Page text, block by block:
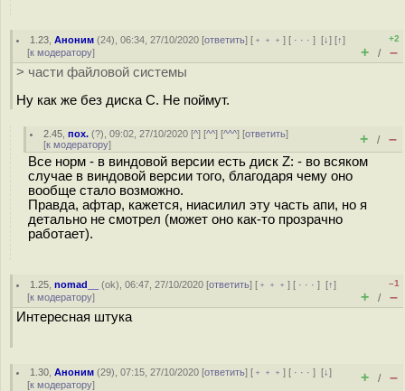
1.23 ,Аноним (24), 06:34, 27/10/2020 [ответить] [ ﹢﹢﹢] [ · · ·][↓] [↑]
[к модератору]
+2
+ / –
> части файловой системы
Ну как же без диска С. Не поймут.
2.45 ,пох. (?), 09:02, 27/10/2020 [^] [^^] [^^^] [ответить]
[к модератору] + / –
Все норм - в виндовой версии есть диск Z: - во всяком
случае в виндовой версии того, благодаря чему оно
вообще стало возможно.
Правда, афтар, кажется, ниасилил эту часть апи, но я
детально не смотрел (может оно как-то прозрачно
работает).
1.25 ,nomad__ (ok), 06:47, 27/10/2020 [ответить] [ ﹢﹢﹢] [ · · ·][↑]
[к модератору]
–1
+ / –
Интересная штука
1.30 ,Аноним (29), 07:15, 27/10/2020 [ответить] [ ﹢﹢﹢] [ · · ·][↓]
[к модератору] + / –